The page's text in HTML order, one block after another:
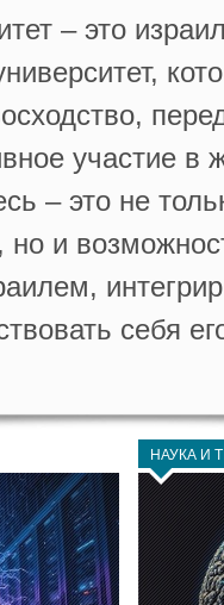
– это
участие в
– это не
и
себя
НАУКА И